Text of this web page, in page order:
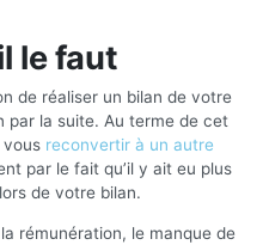
le faut
de réaliser un bilan de votre
par la suite. Au terme de cet
vous reconvertir à un autre
par le fait qu’il y ait eu plus
de votre bilan.
rémunération, le manque de